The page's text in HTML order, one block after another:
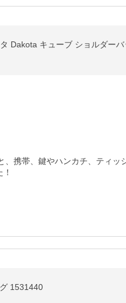
Dakota キューブ ショルダー
携帯、鍵やハンカチ、ティッ
1531440